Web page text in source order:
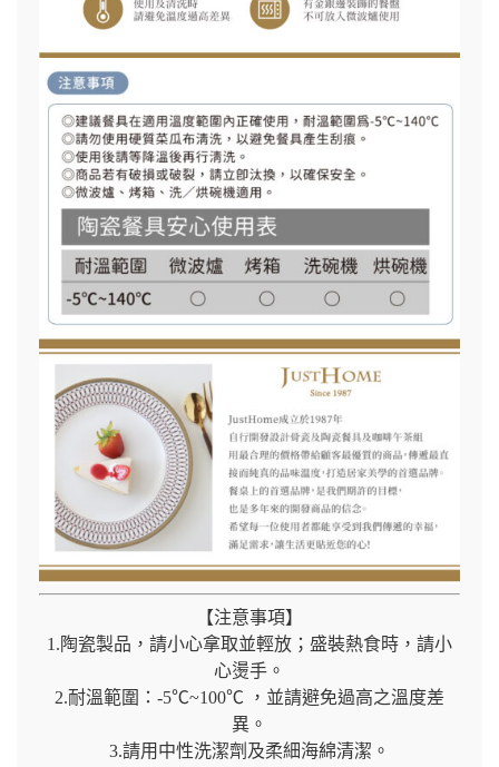
【注意事項】
1.陶瓷製品，請小心拿取並輕放；盛裝熱食時，請小
心燙手。
2.耐溫範圍：-5℃~100℃ ，並請避免過高之溫度差
異。
3.請用中性洗潔劑及柔細海綿清潔。